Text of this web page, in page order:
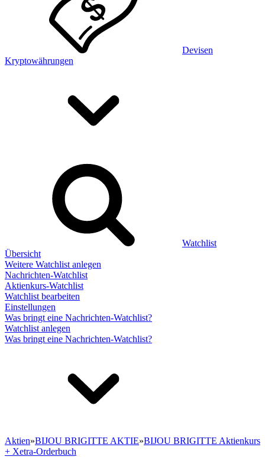
Devisen
Kryptowährungen
Watchlist
Übersicht
Weitere Watchlist anlegen
Nachrichten-Watchlist
Aktienkurs-Watchlist
Watchlist bearbeiten
Einstellungen
Was bringt eine Nachrichten-Watchlist?
Watchlist anlegen
Was bringt eine Nachrichten-Watchlist?
Aktien»BIJOU BRIGITTE AKTIE»BIJOU BRIGITTE Aktienkurs
+ Xetra-Orderbuch